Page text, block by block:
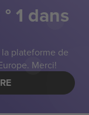
1 dans
plateforme de
Merci!